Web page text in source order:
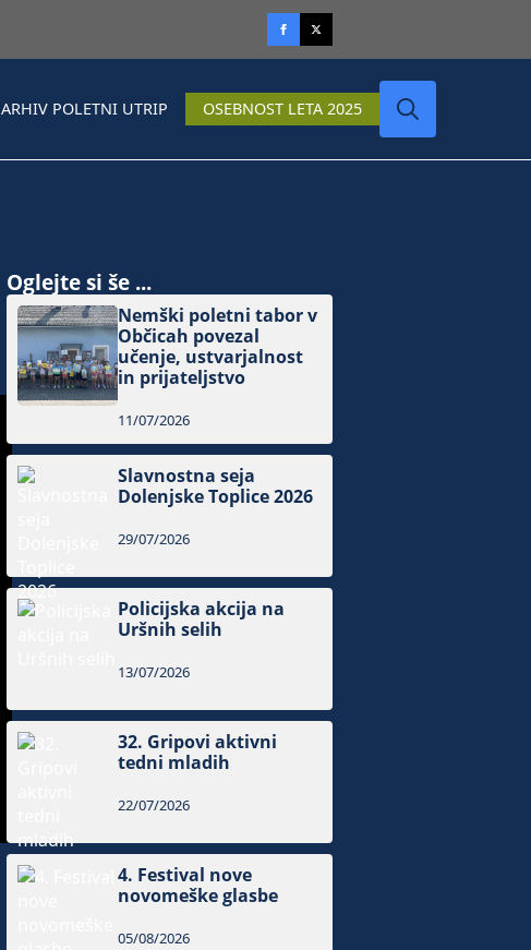
ARHIV POLETNI UTRIP OSEBNOST LETA 2025
Oglejte si še ...
Nemški poletni tabor v
Občicah povezal
učenje, ustvarjalnost
in prijateljstvo
11/07/2026
Slavnostna seja
Dolenjske Toplice 2026
29/07/2026
Policijska akcija na
Uršnih selih
13/07/2026
32. Gripovi aktivni
tedni mladih
22/07/2026
4. Festival nove
novomeške glasbe
05/08/2026